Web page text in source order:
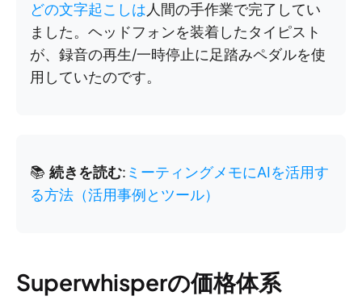
どの文字起こしは人間の手作業で完了してい
ました。ヘッドフォンを装着したタイピスト
が、録音の再生/一時停止に足踏みペダルを使
用していたのです。
📚 続きを読む: ミーティングメモにAIを活用す
る方法（活用事例とツール）
Superwhisperの価格体系